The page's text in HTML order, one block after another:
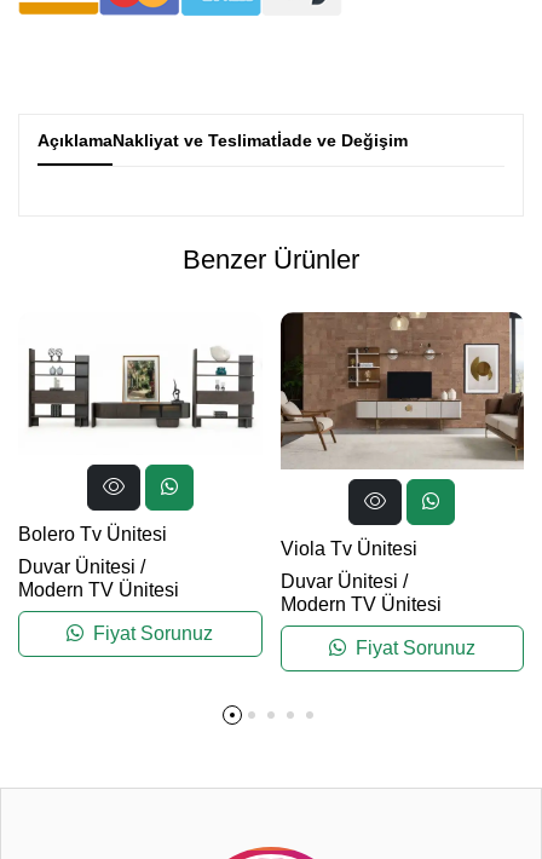
AçıklamaNakliyat ve Teslimatİade ve Değişim
Benzer Ürünler
Bolero Tv Ünitesi
Duvar Ünitesi /
Modern TV Ünitesi
Fiyat Sorunuz
Viola Tv Ünitesi
Duvar Ünitesi /
Modern TV Ünitesi
Fiyat Sorunuz